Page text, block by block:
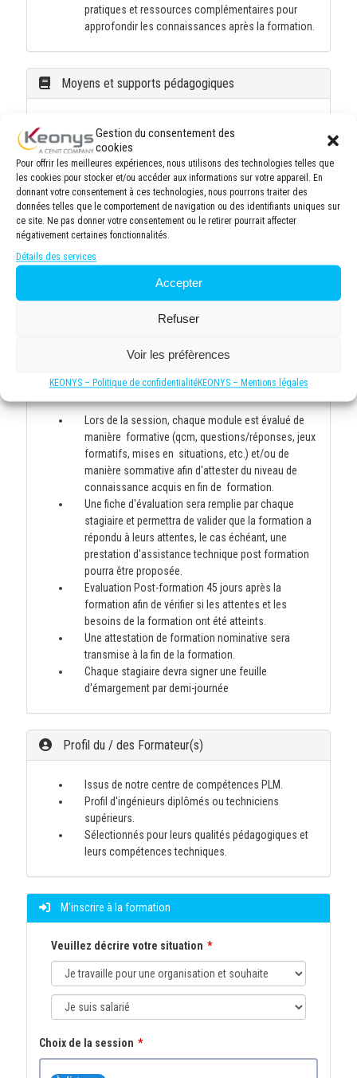
Gestion du consentement des
cookies
Pour offrir les meilleures expériences, nous utilisons des technologies telles que
les cookies pour stocker et/ou accéder aux informations sur votre appareil. En
donnant votre consentement à ces technologies, nous pourrons traiter des
données telles que le comportement de navigation ou des identifiants uniques sur
ce site. Ne pas donner votre consentement ou le retirer pourrait affecter
négativement certaines fonctionnalités.
Détails des services
Accepter
Refuser
Voir les préfèrences
KEONYS – Politique de confidentialitéKEONYS – Mentions légales
pratiques et ressources complémentaires pour
approfondir les connaissances après la formation.
Moyens et supports pédagogiques
apports théoriques et mises en situation pratiques.
Alternance de sessions théoriques et travaux
pratiques simulant des projets professionnels pour
développer des compétences applicables en milieu
de travail.
Documentation pédagogique exhaustive (formats
numérique et/ou imprimé) comprenant des
synthèses thématiques et des exercices
e-learning durant et à la suite de la formation
pédagogiques post-formation.
Modalités d'évaluation et de suivi
Lors de la session, chaque module est évalué de
manière formative (qcm, questions/réponses, jeux
formatifs, mises en situations, etc.) et/ou de
manière sommative afin d'attester du niveau de
connaissance acquis en fin de formation.
Une fiche d'évaluation sera remplie par chaque
stagiaire et permettra de valider que la formation a
répondu à leurs attentes, le cas échéant, une
prestation d'assistance technique post formation
pourra être proposée.
Evaluation Post-formation 45 jours après la
formation afin de vérifier si les attentes et les
besoins de la formation ont été atteints.
Une attestation de formation nominative sera
transmise à la fin de la formation.
Chaque stagiaire devra signer une feuille
d'émargement par demi-journée
Profil du / des Formateur(s)
Issus de notre centre de compétences PLM.
Profil d'ingénieurs diplômés ou techniciens
supérieurs.
Sélectionnés pour leurs qualités pédagogiques et
leurs compétences techniques.
M'inscrire à la formation
Veuillez décrire votre situation
Choix de la session